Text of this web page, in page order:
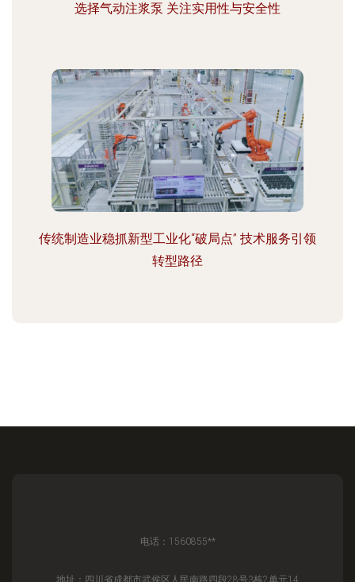
选择气动注浆泵 关注实用性与安全性
传统制造业稳抓新型工业化“破局点” 技术服务引领
转型路径
电话：1560855**
地址：四川省成都市武侯区人民南路四段28号3栋2单元14